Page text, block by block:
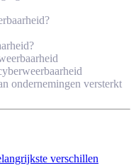
ondernemingen versterkt
verschillen